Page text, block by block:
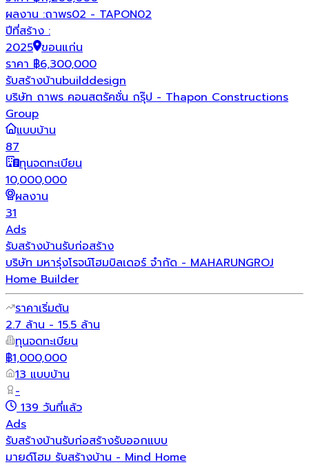
ผลงาน :ถาพร02 - TAPON02
ปีที่สร้าง :
2025 ขอนแก่น
ราคา ฿6,300,000
รับสร้างบ้านbuilddesign
บริษัท ถาพร คอนสตรัคชั่น กรุ๊ป - Thapon Constructions
Group
แบบบ้าน
87
ทุนจดทะเบียน
10,000,000
ผลงาน
31
Ads
รับสร้างบ้านรับก่อสร้าง
บริษัท มหารุ่งโรจน์โฮมบิลเดอร์ จำกัด - MAHARUNGROJ
Home Builder
ราคาเริ่มต้น
2.7 ล้าน - 15.5 ล้าน
ทุนจดทะเบียน
฿1,000,000
13 แบบบ้าน
-
139 วันที่แล้ว
Ads
รับสร้างบ้านรับก่อสร้างรับออกแบบ
มายด์โฮม รับสร้างบ้าน - Mind Home